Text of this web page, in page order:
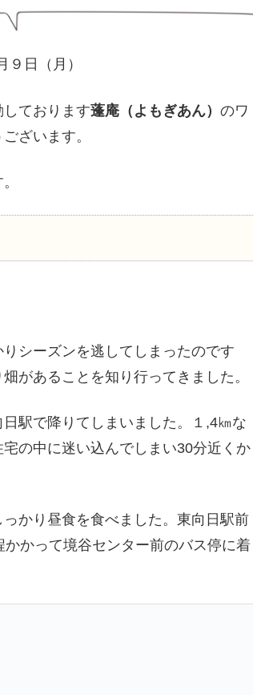
９日（月）
ております蓬庵（よもぎあん） のワ
ざいます。
シーズンを逃してしまったのです
があることを知り行ってきました。
駅で降りてしまいました。１,4㎞な
の中に迷い込んでしまい30分近くか
かり昼食を食べました。東向日駅前
かって境谷センター前のバス停に着